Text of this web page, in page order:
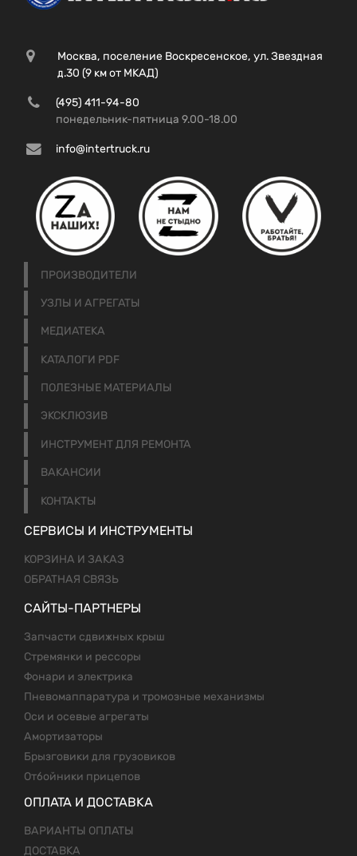
Москва, поселение Воскресенское, ул. Звездная
д.30 (9 км от МКАД)
(495) 411-94-80
понедельник-пятница 9.00-18.00
info@intertruck.ru
ПРОИЗВОДИТЕЛИ
УЗЛЫ И АГРЕГАТЫ
МЕДИАТЕКА
КАТАЛОГИ PDF
ПОЛЕЗНЫЕ МАТЕРИАЛЫ
ЭКСКЛЮЗИВ
ИНСТРУМЕНТ ДЛЯ РЕМОНТА
ВАКАНСИИ
КОНТАКТЫ
СЕРВИСЫ И ИНСТРУМЕНТЫ
КОРЗИНА И ЗАКАЗ
ОБРАТНАЯ СВЯЗЬ
САЙТЫ-ПАРТНЕРЫ
Запчасти сдвижных крыш
Стремянки и рессоры
Фонари и электрика
Пневомаппаратура и тромозные механизмы
Оси и осевые агрегаты
Амортизаторы
Брызговики для грузовиков
Отбойники прицепов
ОПЛАТА И ДОСТАВКА
ВАРИАНТЫ ОПЛАТЫ
ДОСТАВКА